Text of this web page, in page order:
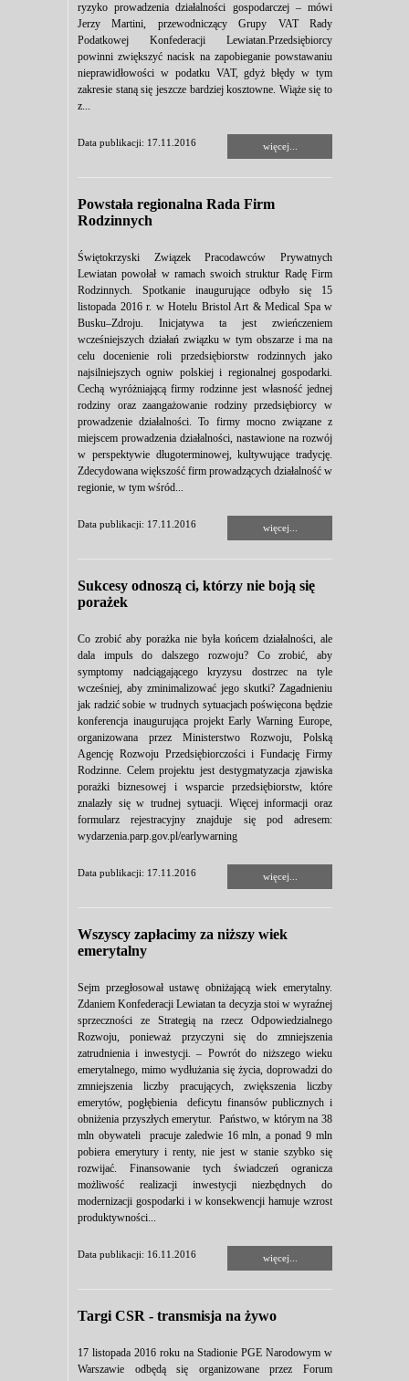
ryzyko prowadzenia działalności gospodarczej – mówi
Jerzy Martini, przewodniczący Grupy VAT Rady
Podatkowej Konfederacji Lewiatan.Przedsiębiorcy
powinni zwiększyć nacisk na zapobieganie powstawaniu
nieprawidłowości w podatku VAT, gdyż błędy w tym
zakresie staną się jeszcze bardziej kosztowne. Wiąże się to
z...
Data publikacji: 17.11.2016 więcej...
Powstała regionalna Rada Firm
Rodzinnych
Świętokrzyski Związek Pracodawców Prywatnych
Lewiatan powołał w ramach swoich struktur Radę Firm
Rodzinnych. Spotkanie inaugurujące odbyło się 15
listopada 2016 r. w Hotelu Bristol Art & Medical Spa w
Busku–Zdroju. Inicjatywa ta jest zwieńczeniem
wcześniejszych działań związku w tym obszarze i ma na
celu docenienie roli przedsiębiorstw rodzinnych jako
najsilniejszych ogniw polskiej i regionalnej gospodarki.
Cechą wyróżniającą firmy rodzinne jest własność jednej
rodziny oraz zaangażowanie rodziny przedsiębiorcy w
prowadzenie działalności. To firmy mocno związane z
miejscem prowadzenia działalności, nastawione na rozwój
w perspektywie długoterminowej, kultywujące tradycję.
Zdecydowana większość firm prowadzących działalność w
regionie, w tym wśród...
Data publikacji: 17.11.2016 więcej...
Sukcesy odnoszą ci, którzy nie boją się
porażek
Co zrobić aby porażka nie była końcem działalności, ale
dala impuls do dalszego rozwoju? Co zrobić, aby
symptomy nadciągającego kryzysu dostrzec na tyle
wcześniej, aby zminimalizować jego skutki? Zagadnieniu
jak radzić sobie w trudnych sytuacjach poświęcona będzie
konferencja inaugurująca projekt Early Warning Europe,
organizowana przez Ministerstwo Rozwoju, Polską
Agencję Rozwoju Przedsiębiorczości i Fundację Firmy
Rodzinne. Celem projektu jest destygmatyzacja zjawiska
porażki biznesowej i wsparcie przedsiębiorstw, które
znalazły się w trudnej sytuacji. Więcej informacji oraz
formularz rejestracyjny znajduje się pod adresem:
wydarzenia.parp.gov.pl/earlywarning
Data publikacji: 17.11.2016 więcej...
Wszyscy zapłacimy za niższy wiek
emerytalny
Sejm przegłosował ustawę obniżającą wiek emerytalny.
Zdaniem Konfederacji Lewiatan ta decyzja stoi w wyraźnej
sprzeczności ze Strategią na rzecz Odpowiedzialnego
Rozwoju, ponieważ przyczyni się do zmniejszenia
zatrudnienia i inwestycji. – Powrót do niższego wieku
emerytalnego, mimo wydłużania się życia, doprowadzi do
zmniejszenia liczby pracujących, zwiększenia liczby
emerytów, pogłębienia deficytu finansów publicznych i
obniżenia przyszłych emerytur. Państwo, w którym na 38
mln obywateli pracuje zaledwie 16 mln, a ponad 9 mln
pobiera emerytury i renty, nie jest w stanie szybko się
rozwijać. Finansowanie tych świadczeń ogranicza
możliwość realizacji inwestycji niezbędnych do
modernizacji gospodarki i w konsekwencji hamuje wzrost
produktywności...
Data publikacji: 16.11.2016 więcej...
Targi CSR - transmisja na żywo
17 listopada 2016 roku na Stadionie PGE Narodowym w
Warszawie odbędą się organizowane przez Forum